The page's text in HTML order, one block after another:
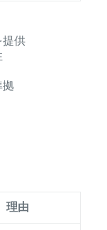
提供
拠
理由